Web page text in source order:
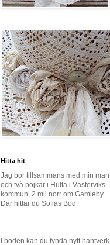
Hitta hit
Jag bor tillsammans med min man
och två pojkar i Hulta i Västerviks
kommun, 2 mil norr om Gamleby.
Där hittar du Sofias Bod.
I boden kan du fynda nytt hantverk